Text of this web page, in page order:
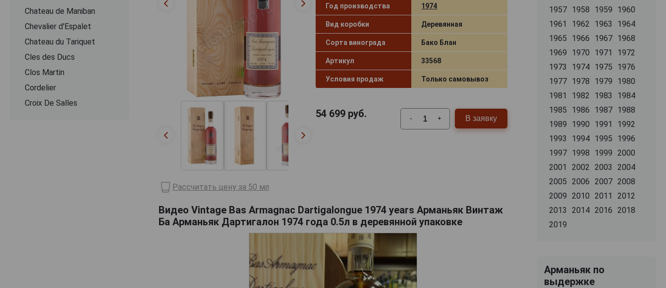
Chateau de Maniban
Chevalier d'Espalet
Chаteau du Tariquet
Cles des Ducs
Clos Martin
Cordelier
Croix De Salles
Год производства 1974
Вид коробки Деревянная
Сорта винограда Бако Блан
Артикул 33568
Условия продаж Только самовывоз
54 699руб. - + В заявку
Рассчитать цену за 50 мл
Видео Vintage Bas Armagnac Dartigalongue 1974 years Арманьяк Винтаж
Ба Арманьяк Дартигалон 1974 года 0.5л в деревянной упаковке
1957 1958 1959
1960
1961
1962 1963
1964
1965
1966 1967 1968
1969
1970 1971
1972
1973
1974 1975
1976
1977 1978 1979
1980
1981
1982 1983
1984
1985
1986 1987 1988
1989
1990 1991
1992
1993
1994 1995
1996
1997 1998 1999
2000
2001
2002 2003
2004
2005
2006 2007 2008
2009
2010 2011
2012
2013
2014 2016
2018
2019
Арманьяк по
выдержке